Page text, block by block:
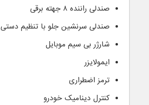
صندلی راننده ۸ جهته برقی
صندلی سرنشین جلو با تنظیم دستی ۴ جهته
شارژر بی سیم موبایل
ایمولایزر
ترمز اضطراری
کنترل دینامیک خودرو